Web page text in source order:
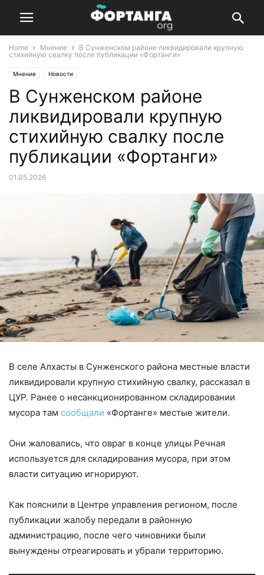
Home Мнение
В Сунженском районе ликвидировали крупную
стихийную свалку после публикации «Фортанги»
Мнение Новости
В Сунженском районе
ликвидировали крупную
стихийную свалку после
публикации «Фортанги»
01.05.2026
В селе Алхасты в Сунженского района местные власти
ликвидировали крупную стихийную свалку, рассказал в
ЦУР. Ранее о несанкционированном складировании
мусора там сообщали «Фортанге» местые жители.
Они жаловались, что овраг в конце улицы Речная
используется для складирования мусора, при этом
власти ситуацию игнорируют.
Как пояснили в Центре управления регионом, после
публикации жалобу передали в районную
администрацию, после чего чиновники были
вынуждены отреагировать и убрали территорию.